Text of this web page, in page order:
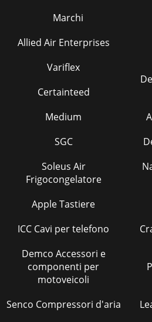
Marchi
Allied Air Enterprises
Variflex
Certainteed
Medium
SGC
Soleus Air
Frigocongelatore
Apple Tastiere
ICC Cavi per telefono
Demco Accessori e
componenti per
motoveicoli
Senco Compressori d'aria